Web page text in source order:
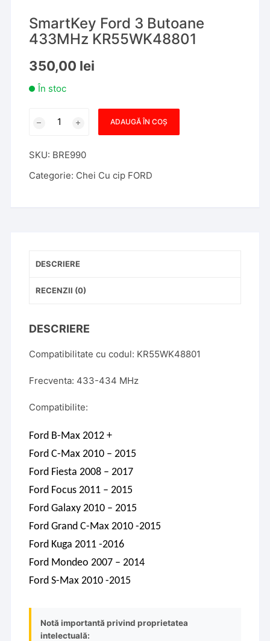
SmartKey Ford 3 Butoane
433MHz KR55WK48801
350,00 lei
În stoc
SmartKey
3
Butoane
ADAUGĂ ÎN COȘ
SKU: BRE990
Categorie: Chei Cu cip FORD
DESCRIERE
RECENZII (0)
DESCRIERE
Compatibilitate cu codul: KR55WK48801
Frecventa: 433-434 MHz
Compatibilite:
Ford B-Max 2012 +
Ford C-Max 2010 – 2015
Ford Fiesta 2008 – 2017
Ford Focus 2011 – 2015
Ford Galaxy 2010 – 2015
Ford Grand C-Max 2010 -2015
Ford Kuga 2011 -2016
Ford Mondeo 2007 – 2014
Ford S-Max 2010 -2015
Notă importantă privind proprietatea
intelectuală: